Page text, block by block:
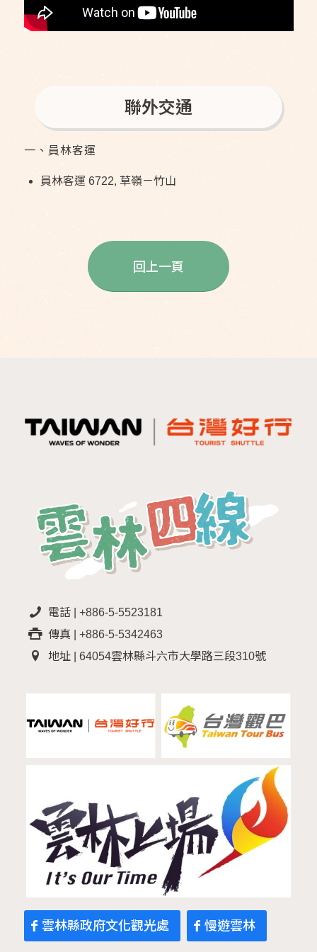
聯外交通
一、員林客運
員林客運 6722, 草嶺－竹山
回上一頁
電話 | +886-5-5523181
傳真 | +886-5-5342463
地址 | 64054雲林縣斗六市大學路三段310號
雲林縣政府文化觀光處 慢遊雲林